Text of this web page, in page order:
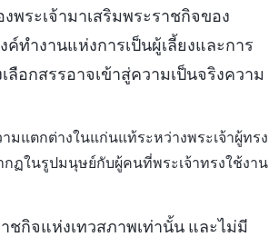
ระเจ้ามาเสริมพระราชกิจของ
ทำงานแห่งการเป็นผู้เลี้ยงและการ
อกสรรอาจเข้าสู่ความเป็นจริงความ
มแตกต่างในแก่นแท้ระหว่างพระเจ้าผู้ทรง
กฏในรูปมนุษย์กับผู้คนที่พระเจ้าทรงใช้งาน
ชกิจแห่งเทวสภาพเท่านั้น และไม่มี